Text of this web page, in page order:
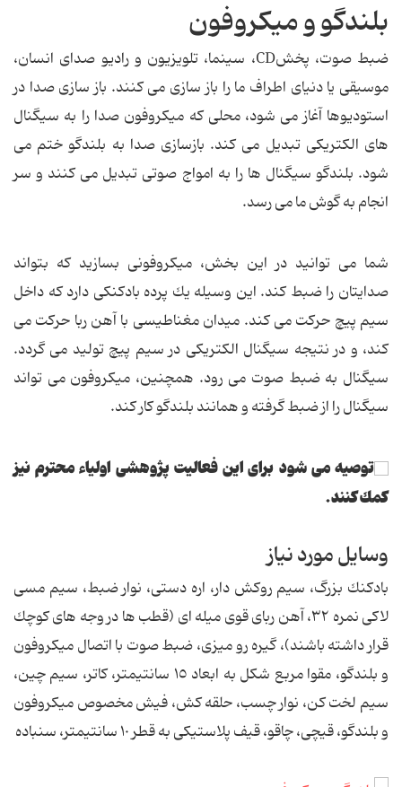
بلندگو و میكروفون
ضبط صوت، پخشCD، سینما، تلویزیون و رادیو صدای انسان،
موسیقی یا دنیای اطراف ما را باز سازی می كنند. باز سازی صدا در
استودیوها آغاز می شود، محلی كه میكروفون صدا را به سیگنال
های الكتریكی تبدیل می كند. بازسازی صدا به بلندگو ختم می
شود. بلندگو سیگنال ها را به امواج صوتی تبدیل می كنند و سر
انجام به گوش ما می رسد.
شما می توانید در این بخش، میكروفونی بسازید كه بتواند
صدایتان را ضبط كند. این وسیله یك پرده بادكنكی دارد كه داخل
سیم پیچ حركت می كند. میدان مغناطیسی با آهن ربا حركت می
كند، و در نتیجه سیگنال الكتریكی در سیم پیچ تولید می گردد.
سیگنال به ضبط صوت می رود. همچنین، میكروفون می تواند
سیگنال را از ضبط گرفته و همانند بلندگو كار كند.
توصیه می شود برای این فعالیت پژوهشی اولیاء محترم نیز
كمك كنند.
وسایل مورد نیاز
بادكنك بزرگ، سیم روكش دار، اره دستی، نوار ضبط، سیم مسی
لاكی نمره ٣٢، آهن ربای قوی میله ای (قطب ها در وجه های كوچك
قرار داشته باشند)، گیره رو میزی، ضبط صوت با اتصال میكروفون
و بلندگو، مقوا مربع شكل به ابعاد ١٥ سانتیمتر، كاتر، سیم چین،
سیم لخت كن، نوار چسب، حلقه كش، فیش مخصوص میكروفون
و بلندگو، قیچی، چاقو، قیف پلاستیكی به قطر ١٠ سانتیمتر، سنباده